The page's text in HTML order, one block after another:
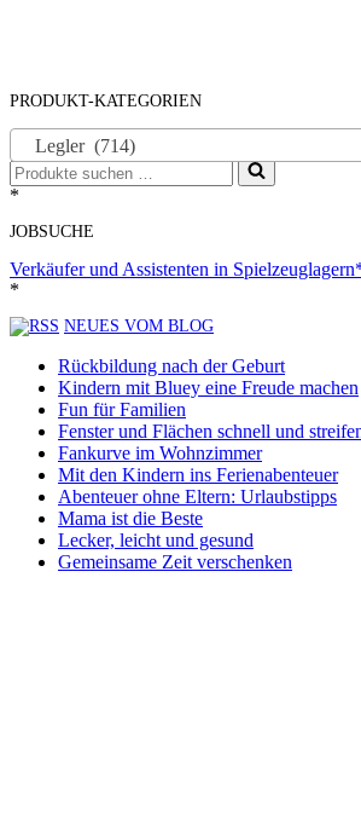
PRODUKT-KATEGORIEN
Legler (714)
Suchen
nach …
*
JOBSUCHE
Verkäufer und Assistenten in
*
NEUES VOM BLOG
Rückbildung nach der Geburt
Kindern mit Bluey eine Freude machen
Fun für Familien
Fenster und Flächen schnell und
Fankurve im Wohnzimmer
Mit den Kindern ins Ferienabenteuer
Abenteuer ohne Eltern: Urlaubstipps
Mama ist die Beste
Lecker, leicht und gesund
Gemeinsame Zeit verschenken